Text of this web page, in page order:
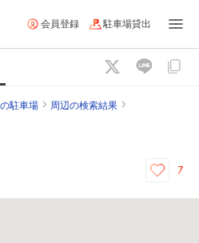
会員登録 駐車場貸出
駐車場 周辺の検索結果
7